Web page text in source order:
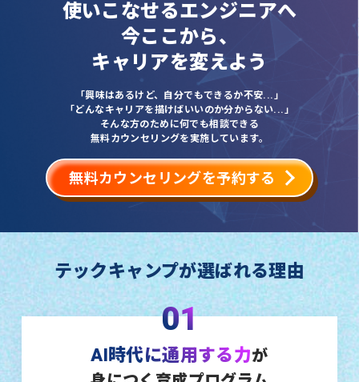
使いこなせるエンジニアへ
今ここから、
キャリアを変えよう
「興味はあるけど、自分でもできるか不安...」
「どんなキャリアを描けばいいのか分からない...」
そんな方のために何でも相談できる
無料カウンセリングを実施しています。
無料カウンセリングを予約する
テックキャンプが選ばれる理由
01
AI時代に通用する力が